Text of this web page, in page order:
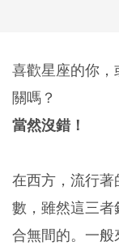
喜歡星座的你
關嗎？
當然沒錯！
在西方，流行
數，雖然這三
合無間的。一